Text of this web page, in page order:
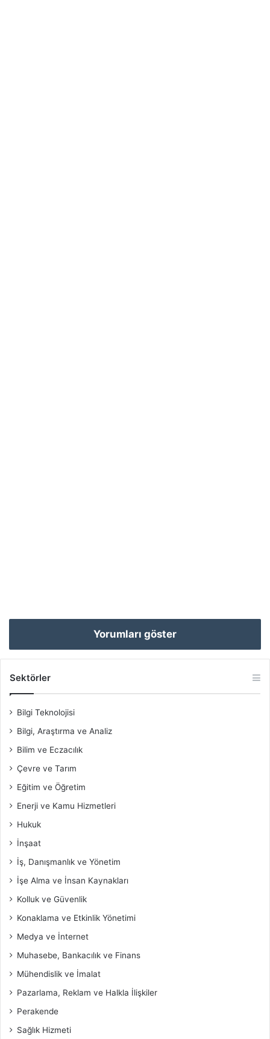
Yorumları göster
Sektörler
Bilgi Teknolojisi
Bilgi, Araştırma ve Analiz
Bilim ve Eczacılık
Çevre ve Tarım
Eğitim ve Öğretim
Enerji ve Kamu Hizmetleri
Hukuk
İnşaat
İş, Danışmanlık ve Yönetim
İşe Alma ve İnsan Kaynakları
Kolluk ve Güvenlik
Konaklama ve Etkinlik Yönetimi
Medya ve İnternet
Muhasebe, Bankacılık ve Finans
Mühendislik ve İmalat
Pazarlama, Reklam ve Halkla İlişkiler
Perakende
Sağlık Hizmeti